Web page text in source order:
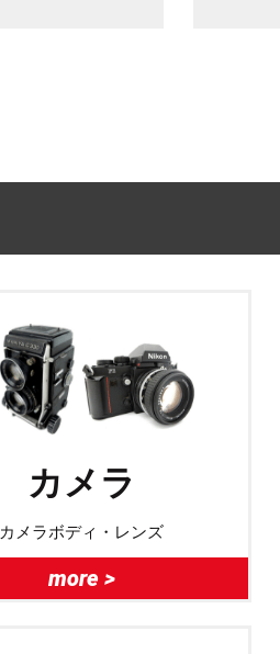
カメラ
カメラボディ・レンズ
more >